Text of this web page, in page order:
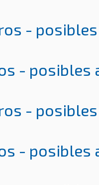
-
- posibles
-
- posibles